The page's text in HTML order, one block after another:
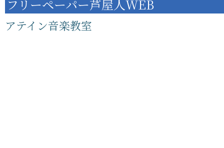
フリーペーパー芦屋人WEB
アテイン音楽教室